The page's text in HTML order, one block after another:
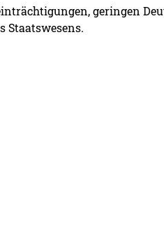
geringen
Staatswesens.